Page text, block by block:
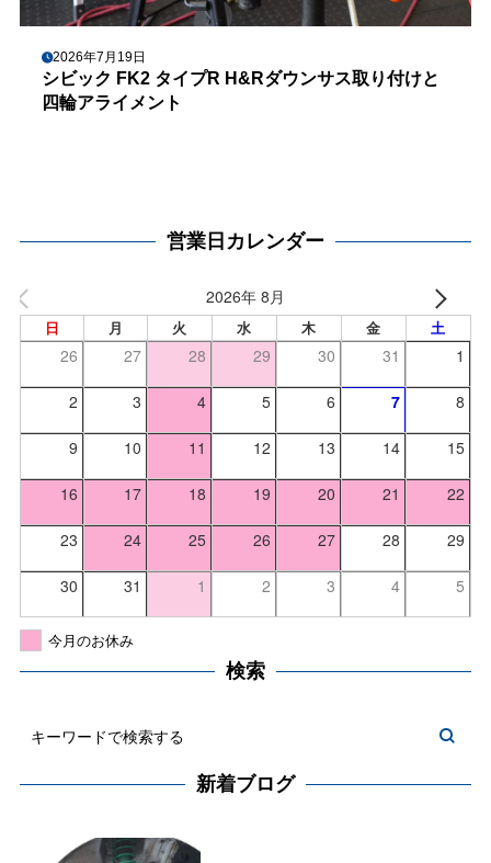
2026年7月19日
シビック FK2 タイプR H&Rダウンサス取り付けと
四輪アライメント
営業日カレンダー
2026年 8月
日 月 火 水 木 金 土
26 27 28 29 30 31 1
2 3 4 5 6 7 8
9 10 11 12 13 14 15
16 17 18 19 20 21 22
23 24 25 26 27 28 29
30 31 1 2 3 4 5
今月のお休み
検索
新着ブログ